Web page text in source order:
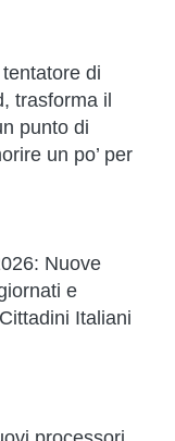
di
trasforma il
punto di
un po’ per
Nuove
e
Italiani